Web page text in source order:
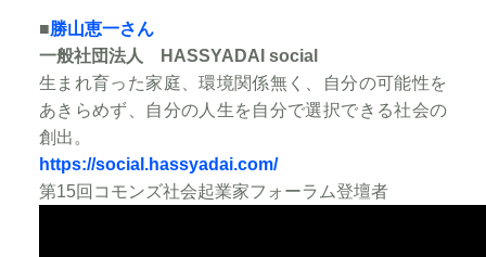
■勝山恵一さん
一般社団法人 HASSYADAI social
生まれ育った家庭、環境関係無く、自分の可能性を
あきらめず、自分の人生を自分で選択できる社会の
創出。
https://social.hassyadai.com/
第15回コモンズ社会起業家フォーラム登壇者